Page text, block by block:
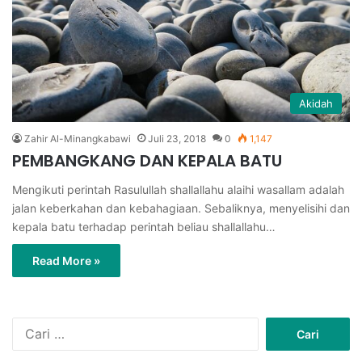
Akidah
Zahir Al-Minangkabawi Juli 23, 2018 0 1,147
PEMBANGKANG DAN KEPALA BATU
Mengikuti perintah Rasulullah shallallahu alaihi wasallam adalah
jalan keberkahan dan kebahagiaan. Sebaliknya, menyelisihi dan
kepala batu terhadap perintah beliau shallallahu…
Read More »